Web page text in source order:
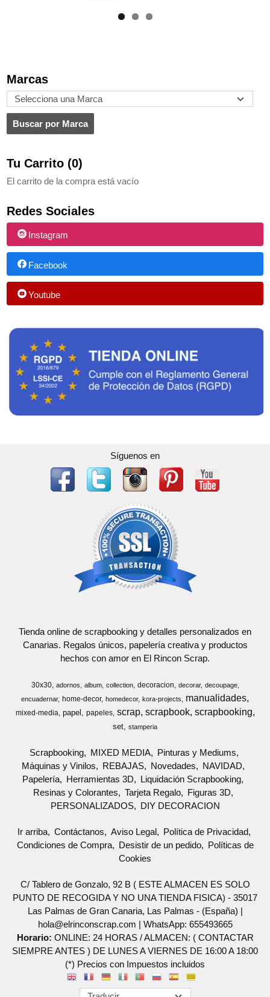
Marcas
Tu Carrito (0)
El carrito de la compra está vacío
Redes Sociales
Instagram
Facebook
Youtube
Síguenos en
Tienda online de scrapbooking y detalles personalizados en
Canarias. Regalos únicos, papelería creativa y productos
hechos con amor en El Rincon Scrap.
30x30 adornos album collection decoracion decorar
decoupage
encuadernar home-decor homedecor kora-projects manualidades
mixed-media papel papeles scrap scrapbook scrapbooking
set stamperia
Scrapbooking MIXED MEDIA
Pinturas y Mediums
Máquinas y Vinilos
REBAJAS Novedades
NAVIDAD
Papelería
Herramientas 3D
Liquidación Scrapbooking
Resinas y Colorantes
Tarjeta Regalo
Figuras 3D
PERSONALIZADOS
DIY DECORACION
Ir arriba Contáctanos Aviso Legal
Política de Privacidad
Condiciones de Compra
Desistir de un pedido
Políticas de
Cookies
C/ Tablero de Gonzalo, 92 B ( ESTE ALMACEN ES SOLO
PUNTO DE RECOGIDA Y NO UNA TIENDA FISICA) - 35017
Las Palmas de Gran Canaria, Las Palmas - (España) |
hola@elrinconscrap.com | WhatsApp: 655493665
Horario: ONLINE: 24 HORAS / ALMACEN: ( CONTACTAR
SIEMPRE ANTES ) DE LUNES A VIERNES DE 16:00 A 18:00
(*) Precios con Impuestos incluidos